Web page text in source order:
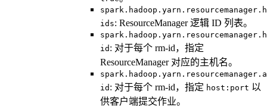
ids: ResourceManager 逻辑 ID 列表。
id : 对于每个 rm-id，指定
ResourceManager 对应的主机名。
id : 对于每个 rm-id，指定 host:port 以
供客户端提交作业。